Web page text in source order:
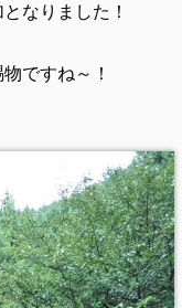
なりました！
ですね～！